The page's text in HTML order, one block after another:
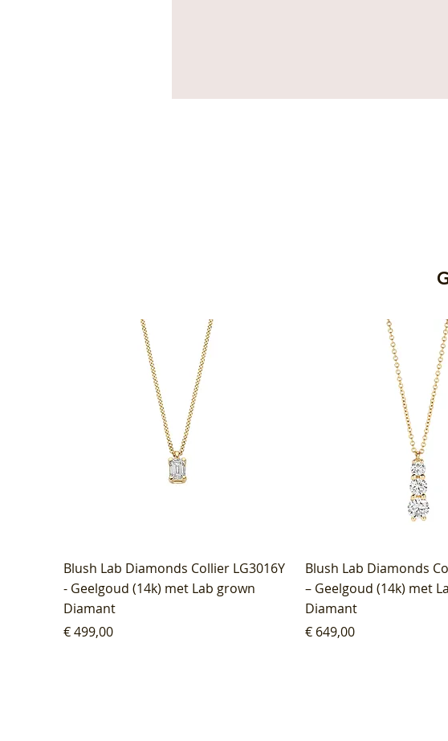
Blush Lab Diamonds Collier LG3016Y
- Geelgoud (14k) met Lab grown
Diamant
Prijs
€ 499,00
Blush Lab Diamonds
– Geelgoud (14k) met
Diamant
Prijs
€ 649,00